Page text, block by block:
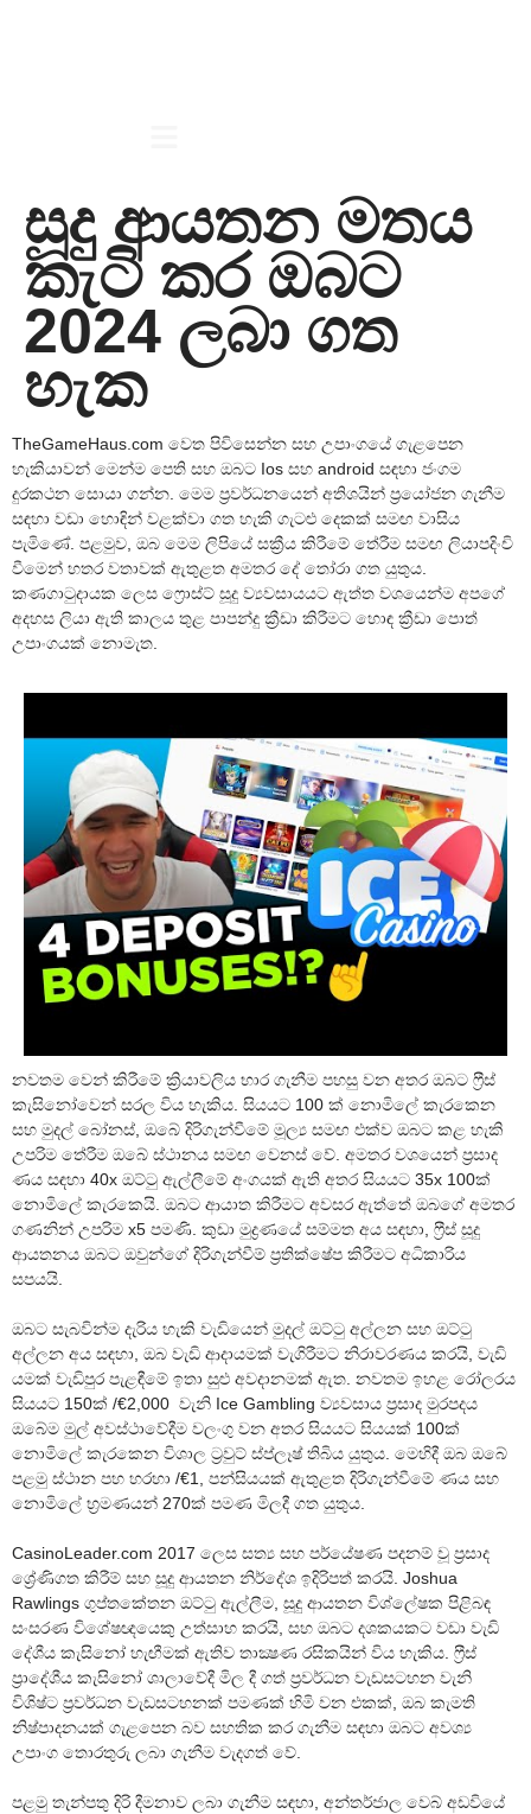
සූදු ආයතන මතය
කැටි කර ඔබට
2024 ලබා ගත
හැක
TheGameHaus.com වෙත පිවිසෙන්න සහ උපාංගයේ ගැළපෙන
හැකියාවන් මෙන්ම පෙති සහ ඔබට Ios සහ android සඳහා ජංගම
දුරකථන සොයා ගන්න. මෙම ප්‍රවර්ධනයෙන් අතිශයින් ප්‍රයෝජන ගැනීම
සඳහා වඩා හොඳින් වළක්වා ගත හැකි ගැටළු දෙකක් සමඟ වාසිය
පැමිණේ. පළමුව, ඔබ මෙම ලිපියේ සක්‍රීය කිරීමේ තේරීම සමඟ ලියාපදිංචි
වීමෙන් හතර වතාවක් ඇතුළත අමතර දේ තෝරා ගත යුතුය.
කණගාටුදායක ලෙස ෆ්‍රොස්ට් සූදු ව්‍යවසායයට ඇත්ත වශයෙන්ම අපගේ
අදහස ලියා ඇති කාලය තුළ පාපන්දු ක්‍රීඩා කිරීමට හොඳ ක්‍රීඩා පොත්
උපාංගයක් නොමැත.
නවතම වෙන් කිරීමේ ක්‍රියාවලිය භාර ගැනීම පහසු වන අතර ඔබට ෆ්‍රීස්
කැසිනෝවෙන් සරල විය හැකිය. සියයට 100 ක් නොමිලේ කැරකෙන
සහ මුදල් බෝනස්, ඔබේ දිරිගැන්වීමේ මූල්‍ය සමඟ එක්ව ඔබට කළ හැකි
උපරිම තේරීම ඔබේ ස්ථානය සමඟ වෙනස් වේ. අමතර වශයෙන් ප්‍රසාද
ණය සඳහා 40x ඔට්ටු ඇල්ලීමේ අංගයක් ඇති අතර සියයට 35x 100ක්
නොමිලේ කැරකෙයි. ඔබට ආයාත කිරීමට අවසර ඇත්තේ ඔබගේ අමතර
ගණනින් උපරිම x5 පමණි. කුඩා මුද්‍රණයේ සම්මත අය සඳහා, ෆ්‍රීස් සූදු
ආයතනය ඔබට ඔවුන්ගේ දිරිගැන්වීම් ප්‍රතික්ෂේප කිරීමට අධිකාරිය
සපයයි.
ඔබට සැබවින්ම දැරිය හැකි වැඩියෙන් මුදල් ඔට්ටු අල්ලන සහ ඔට්ටු
අල්ලන අය සඳහා, ඔබ වැඩි ආදායමක් වැගිරීමට නිරාවරණය කරයි, වැඩි
යමක් වැඩිපුර පැළඳීමේ ඉතා සුළු අවදානමක් ඇත. නවතම ඉහළ රෝලරය
සියයට 150ක් /€2,000 වැනි Ice Gambling ව්‍යවසාය ප්‍රසාද මුරපදය
ඔබේම මුල් අවස්ථාවේදීම වලංගු වන අතර සියයට සියයක් 100ක්
නොමිලේ කැරකෙන විශාල ට්‍රවුට් ස්ප්ලෑෂ් තිබිය යුතුය. මෙහිදී ඔබ ඔබේ
පළමු ස්ථාන පහ හරහා /€1, පන්සියයක් ඇතුළත දිරිගැන්වීමේ ණය සහ
නොමිලේ භ්‍රමණයන් 270ක් පමණ මිලදී ගත යුතුය.
CasinoLeader.com 2017 ලෙස සත්‍ය සහ පර්යේෂණ පදනම් වූ ප්‍රසාද
ශ්‍රේණිගත කිරීම් සහ සූදු ආයතන නිර්දේශ ඉදිරිපත් කරයි. Joshua
Rawlings ගුප්තකේතන ඔට්ටු ඇල්ලීම, සූදු ආයතන විශ්ලේෂක පිළිබඳ
සංසරණ විශේෂඥයෙකු උත්සාහ කරයි, සහ ඔබට දශකයකට වඩා වැඩි
දේශීය කැසිනෝ හැඟීමක් ඇතිව තාක්‍ෂණ රසිකයින් විය හැකිය. ෆ්‍රීස්
ප්‍රාදේශීය කැසිනෝ ශාලාවේදී මිල දී ගත් ප්‍රවර්ධන වැඩසටහන වැනි
විශිෂ්ට ප්‍රවර්ධන වැඩසටහනක් පමණක් හිමි වන එකක්, ඔබ කැමති
නිෂ්පාදනයක් ගැළපෙන බව සහතික කර ගැනීම සඳහා ඔබට අවශ්‍ය
උපාංග තොරතුරු ලබා ගැනීම වැදගත් වේ.
පළමු තැන්පතු දිරි දීමනාව ලබා ගැනීම සඳහා, අන්තර්ජාල වෙබ් අඩවියේ